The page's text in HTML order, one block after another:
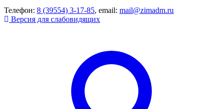
Телефон: 8 (39554) 3-17-85, email: mail@zimadm.ru
Версия для слабовидящих